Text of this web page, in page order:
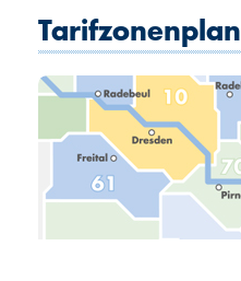
Tarifzonenplan